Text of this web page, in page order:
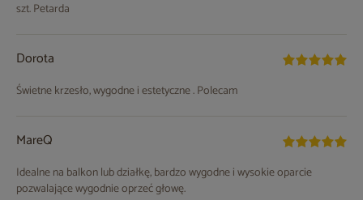
szt. Petarda
Dorota
Świetne krzesło, wygodne i estetyczne . Polecam
MareQ
Idealne na balkon lub działkę, bardzo wygodne i wysokie oparcie
pozwalające wygodnie oprzeć głowę.